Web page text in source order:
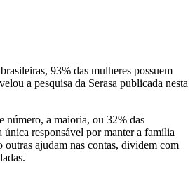
93% das mulheres possuem
a pesquisa da Serasa publicada nesta
número, a maioria, ou 32% das
única responsável por manter a família
outras ajudam nas contas, dividem com